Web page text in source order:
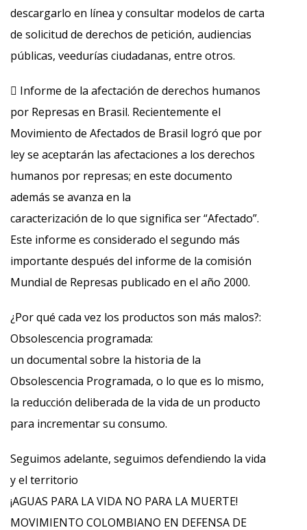
descargarlo en línea y consultar modelos de carta
de solicitud de derechos de petición, audiencias
públicas, veedurías ciudadanas, entre otros.
 Informe de la afectación de derechos humanos
por Represas en Brasil. Recientemente el
Movimiento de Afectados de Brasil logró que por
ley se aceptarán las afectaciones a los derechos
humanos por represas; en este documento
además se avanza en la
caracterización de lo que significa ser “Afectado”.
Este informe es considerado el segundo más
importante después del informe de la comisión
Mundial de Represas publicado en el año 2000.
¿Por qué cada vez los productos son más malos?:
Obsolescencia programada:
un documental sobre la historia de la
Obsolescencia Programada, o lo que es lo mismo,
la reducción deliberada de la vida de un producto
para incrementar su consumo.
Seguimos adelante, seguimos defendiendo la vida
y el territorio
¡AGUAS PARA LA VIDA NO PARA LA MUERTE!
MOVIMIENTO COLOMBIANO EN DEFENSA DE